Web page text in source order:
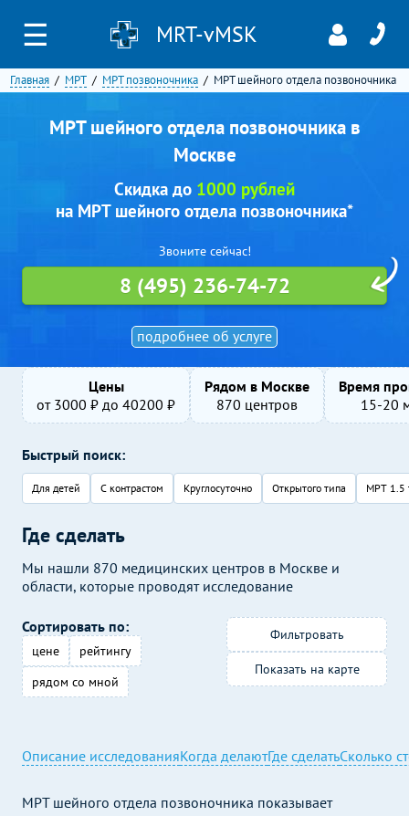
☰ MRT-vMSK
Главная МРТ МРТ позвоночника МРТ шейного отдела позвоночника
МРТ шейного отдела позвоночника в
Москве
подробнее об услуге
Скидка до 1000 рублей
на МРТ шейного отдела позвоночника*
Звоните сейчас!
8 (495) 236-74-72
Цены
от 3000 ₽ до 40200 ₽
Рядом в Москве
870 центров
Время
15-20
Быстрый поиск:
Для детей С контрастом Круглосуточно Открытого типа МРТ 1.5
Где сделать
Мы нашли 870 медицинских центров в Москве и
области, которые проводят исследование
Сортировать по:
цене
рейтингу
рядом со мной
Фильтровать
Показать на карте
Описание исследованияКогда делаютГде сделатьСколько
МРТ шейного отдела позвоночника показывает